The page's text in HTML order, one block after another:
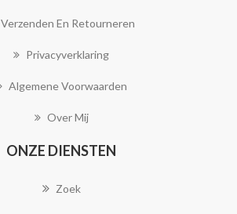
Verzenden En Retourneren
Privacyverklaring
Algemene Voorwaarden
Over Mij
ONZE DIENSTEN
Zoek